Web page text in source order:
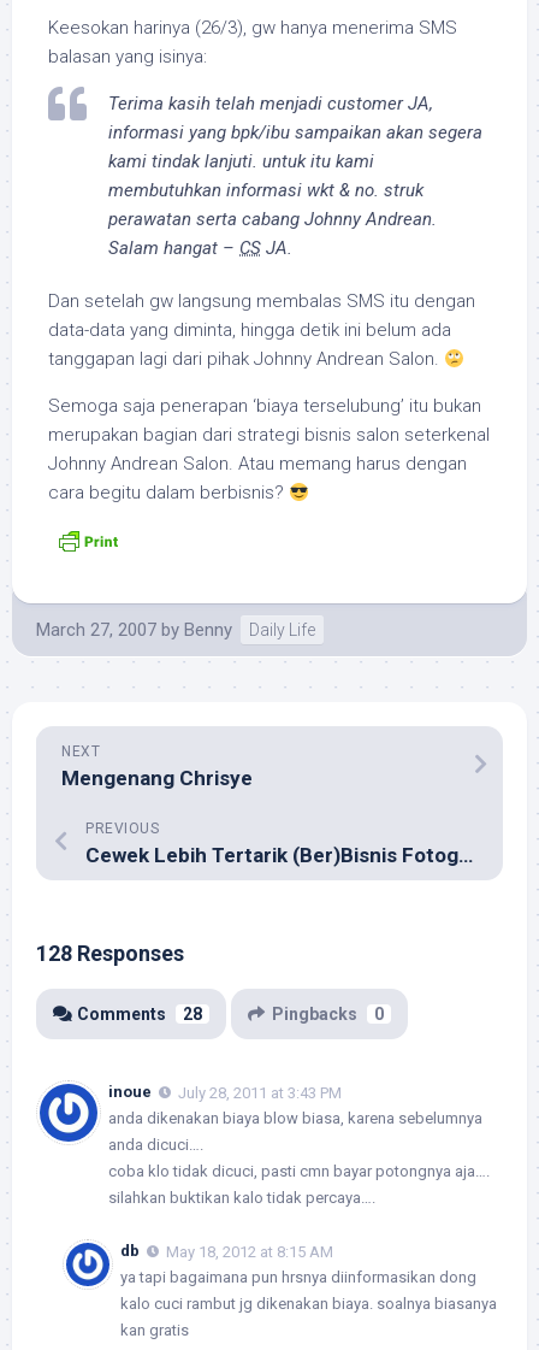
Keesokan harinya (26/3), gw hanya menerima SMS
balasan yang isinya:
Terima kasih telah menjadi customer JA,
informasi yang bpk/ibu sampaikan akan segera
kami tindak lanjuti. untuk itu kami
membutuhkan informasi wkt & no. struk
perawatan serta cabang Johnny Andrean.
Salam hangat – CS JA.
Dan setelah gw langsung membalas SMS itu dengan
data-data yang diminta, hingga detik ini belum ada
tanggapan lagi dari pihak Johnny Andrean Salon.
Semoga saja penerapan ‘biaya terselubung’ itu bukan
merupakan bagian dari strategi bisnis salon seterkenal
Johnny Andrean Salon. Atau memang harus dengan
cara begitu dalam berbisnis?
March 27, 2007 by Benny Daily Life
NEXT
Mengenang Chrisye
PREVIOUS
Cewek Lebih Tertarik (Ber)Bisnis Fotografi?
128 Responses
Comments 28 Pingbacks 0
inoue
July 28, 2011 at 3:43 PM
anda dikenakan biaya blow biasa, karena sebelumnya
anda dicuci….
coba klo tidak dicuci, pasti cmn bayar potongnya aja….
silahkan buktikan kalo tidak percaya….
db
May 18, 2012 at 8:15 AM
ya tapi bagaimana pun hrsnya diinformasikan dong
kalo cuci rambut jg dikenakan biaya. soalnya biasanya
kan gratis